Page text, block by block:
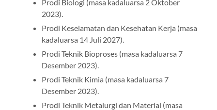
Prodi Biologi (masa kadaluarsa 2 Oktober
2023).
Prodi Keselamatan dan Kesehatan Kerja (masa
kadaluarsa 14 Juli 2027).
Prodi Teknik Bioproses (masa kadaluarsa 7
Desember 2023).
Prodi Teknik Kimia (masa kadaluarsa 7
Desember 2023).
Prodi Teknik Metalurgi dan Material (masa